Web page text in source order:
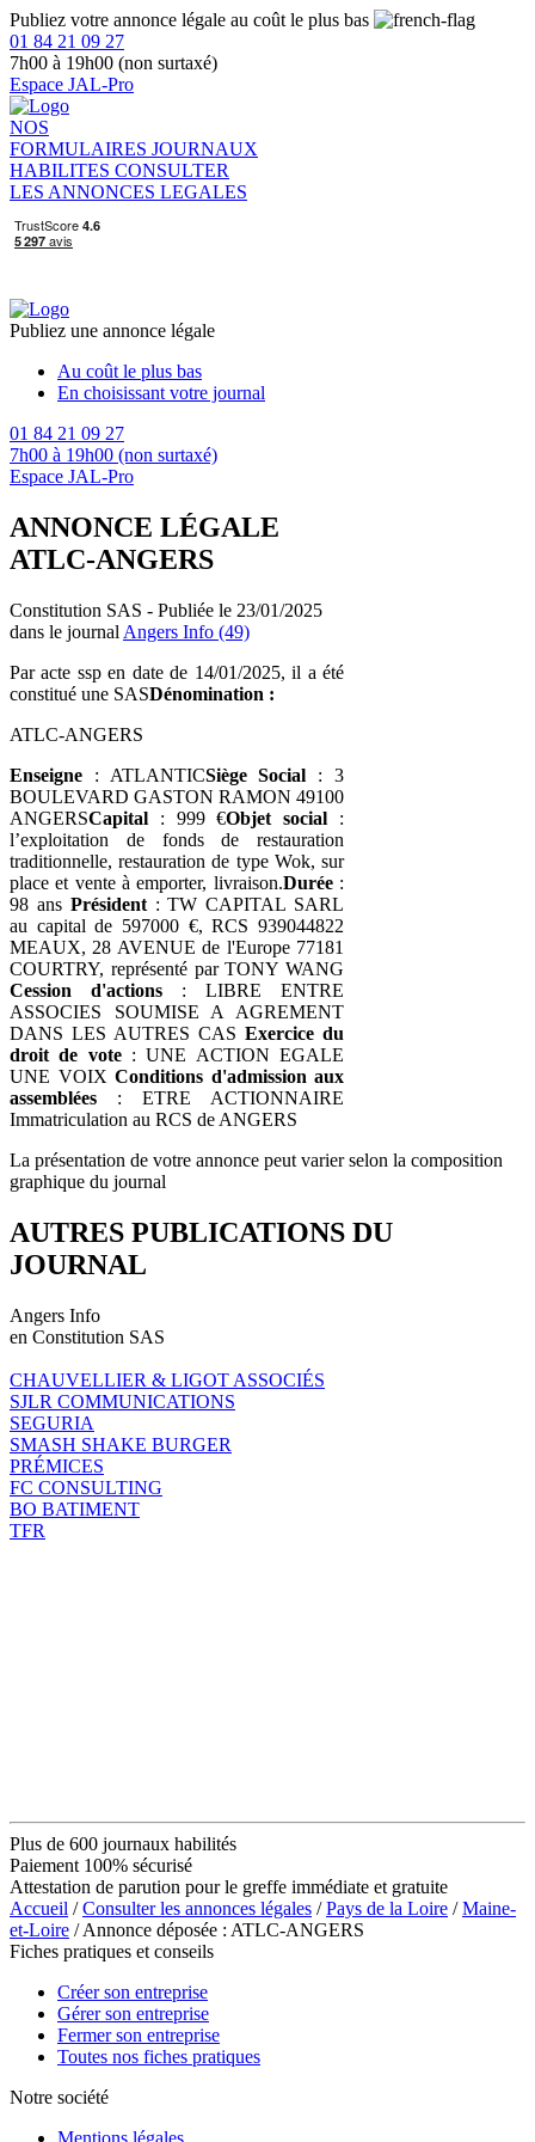
Publiez votre annonce légale au coût le plus bas
01 84 21 09 27
7h00 à 19h00 (non surtaxé)
Espace JAL-Pro
NOS
FORMULAIRES JOURNAUX
HABILITES CONSULTER
LES ANNONCES LEGALES
Publiez une annonce légale
Au coût le plus bas
En choisissant votre journal
01 84 21 09 27
7h00 à 19h00 (non surtaxé)
Espace JAL-Pro
ANNONCE LÉGALE
ATLC-ANGERS
Constitution SAS - Publiée le 23/01/2025
dans le journal Angers Info (49)
Par acte ssp en date de 14/01/2025, il a été
constitué une SASDénomination :
ATLC-ANGERS
Enseigne : ATLANTICSiège Social : 3
BOULEVARD GASTON RAMON 49100
ANGERSCapital : 999 €Objet social :
l’exploitation de fonds de restauration
traditionnelle, restauration de type Wok, sur
place et vente à emporter, livraison.Durée:
98 ans Président: TW CAPITAL SARL
au capital de 597000 €, RCS 939044822
MEAUX, 28 AVENUE de l'Europe 77181
COURTRY, représenté par TONY WANG
Cession d'actions : LIBRE ENTRE
ASSOCIES SOUMISE A AGREMENT
DANS LES AUTRES CAS Exercice du
droit de vote: UNE ACTION EGALE
UNE VOIX Conditions d'admission aux
assemblées : ETRE ACTIONNAIRE
Immatriculation au RCS de ANGERS
La présentation de votre annonce peut varier selon la composition
graphique du journal
AUTRES PUBLICATIONS DU
JOURNAL
Angers Info
en Constitution SAS
CHAUVELLIER & LIGOT ASSOCIÉS
SJLR COMMUNICATIONS
SEGURIA
SMASH SHAKE BURGER
PRÉMICES
FC CONSULTING
BO BATIMENT
TFR
Plus de 600 journaux habilités
Paiement 100% sécurisé
Attestation de parution pour le greffe immédiate et gratuite
Accueil /Consulter les annonces légales /Pays de la Loire /Maine-
et-Loire / Annonce déposée : ATLC-ANGERS
Fiches pratiques et conseils
Créer son entreprise
Gérer son entreprise
Fermer son entreprise
Toutes nos fiches pratiques
Notre société
Mentions légales